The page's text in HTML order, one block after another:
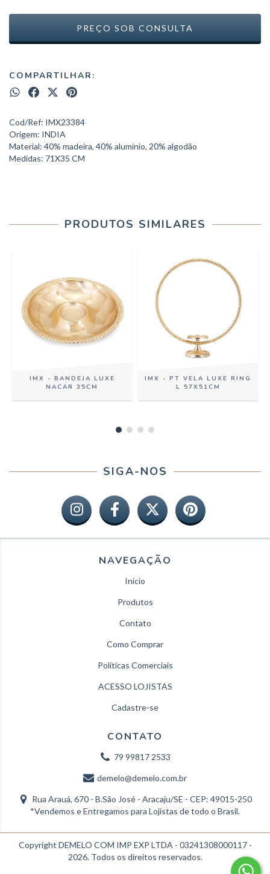
COMPARTILHAR:
Cod/Ref: IMX23384
Origem: INDIA
Material: 40% madeira, 40% alumínio, 20% algodão
Medidas: 71X35 CM
PRODUTOS SIMILARES
IMX - BANDEJA LUXE
NACAR 35CM
IMX - PT VELA LUXE RING
L 57X51CM
SIGA-NOS
NAVEGAÇÃO
Início
Produtos
Contato
Como Comprar
Políticas Comerciais
ACESSO LOJISTAS
Cadastre-se
CONTATO
79 99817 2533
demelo@demelo.com.br
Rua Arauá, 670 - B.São José - Aracaju/SE - CEP: 49015-250
*Vendemos e Entregamos para Lojistas de todo o Brasil.
Copyright DEMELO COM IMP EXP LTDA - 03241308000117 -
2026. Todos os direitos reservados.